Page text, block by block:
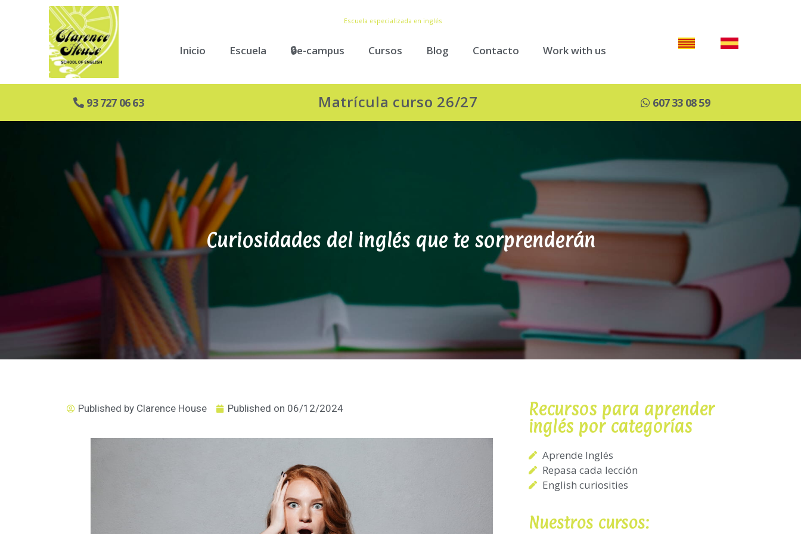
Escuela especializada en inglés
Inicio Escuela 🔒e-campus Cursos Blog Contacto Work with us
93 727 06 63 Matrícula curso 26/27 607 33 08 59
Curiosidades del inglés que te sorprenderán
Published by Clarence House Published on 06/12/2024
Recursos para aprender
inglés por categorías
Aprende Inglés
Repasa cada lección
English curiosities
Nuestros cursos: